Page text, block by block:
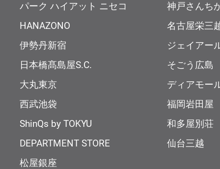
パーク ハイアット ニセコ
HANAZONO
伊勢丹新宿
日本橋髙島屋S.C.
大丸東京
西武池袋
ShinQs by TOKYU
DEPARTMENT STORE
松屋銀座
神戸さんち
名古屋栄三
ジェイアー
そごう広島
ディアモー
福岡岩田屋
和多屋別荘
仙台三越